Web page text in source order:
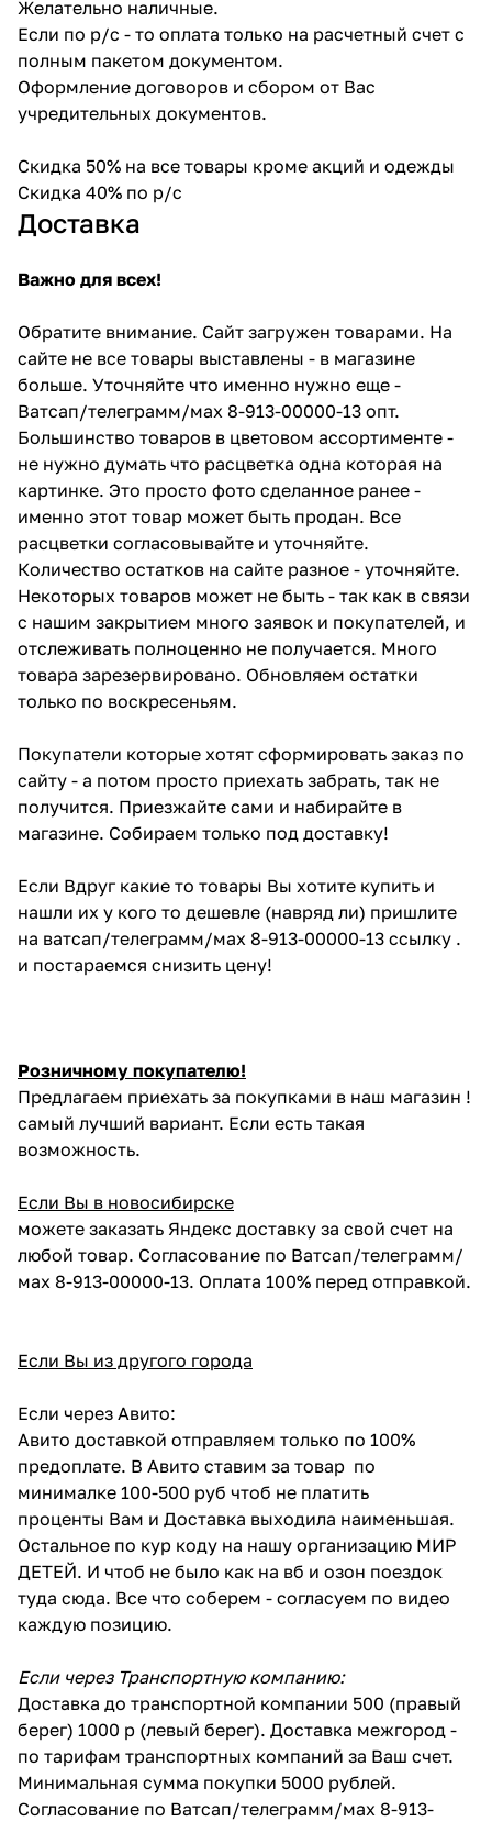
Желательно наличные.
Если по р/с - то оплата только на расчетный счет с
полным пакетом документом.
Оформление договоров и сбором от Вас
учредительных документов.
Скидка 50% на все товары кроме акций и одежды
Скидка 40% по р/с
Доставка
Важно для всех!
Обратите внимание. Сайт загружен товарами. На
сайте не все товары выставлены - в магазине
больше. Уточняйте что именно нужно еще -
Ватсап/телеграмм/мах 8-913-00000-13 опт.
Большинство товаров в цветовом ассортименте -
не нужно думать что расцветка одна которая на
картинке. Это просто фото сделанное ранее -
именно этот товар может быть продан. Все
расцветки согласовывайте и уточняйте.
Количество остатков на сайте разное - уточняйте.
Некоторых товаров может не быть - так как в связи
с нашим закрытием много заявок и покупателей, и
отслеживать полноценно не получается. Много
товара зарезервировано. Обновляем остатки
только по воскресеньям.
Покупатели которые хотят сформировать заказ по
сайту - а потом просто приехать забрать, так не
получится. Приезжайте сами и набирайте в
магазине. Собираем только под доставку!
Если Вдруг какие то товары Вы хотите купить и
нашли их у кого то дешевле (навряд ли) пришлите
на ватсап/телеграмм/мах 8-913-00000-13 ссылку .
и постараемся снизить цену!
Розничному покупателю!
Предлагаем приехать за покупками в наш магазин !
самый лучший вариант. Если есть такая
возможность.
Если Вы в новосибирске
можете заказать Яндекс доставку за свой счет на
любой товар. Согласование по Ватсап/телеграмм/
мах 8-913-00000-13. Оплата 100% перед отправкой.
Если Вы из другого города
Если через Авито:
Авито доставкой отправляем только по 100%
предоплате. В Авито ставим за товар по
минималке 100-500 руб чтоб не платить
проценты Вам и Доставка выходила наименьшая.
Остальное по кур коду на нашу организацию МИР
ДЕТЕЙ. И чтоб не было как на вб и озон поездок
туда сюда. Все что соберем - согласуем по видео
каждую позицию.
Если через Транспортную компанию:
Доставка до транспортной компании 500 (правый
берег) 1000 р (левый берег). Доставка межгород -
по тарифам транспортных компаний за Ваш счет.
Минимальная сумма покупки 5000 рублей.
Согласование по Ватсап/телеграмм/мах 8-913-